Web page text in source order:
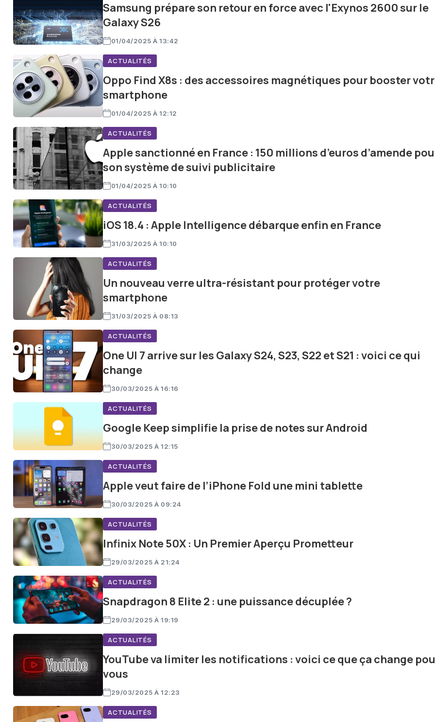
Samsung prépare son retour en force avec l'Exynos 2600 sur le
Galaxy S26
01/04/2025 À 13:42
ACTUALITÉS
Oppo Find X8s : des accessoires magnétiques pour booster
smartphone
01/04/2025 À 12:12
ACTUALITÉS
Apple sanctionné en France : 150 millions d’euros d’amende
son système de suivi publicitaire
01/04/2025 À 10:10
ACTUALITÉS
iOS 18.4 : Apple Intelligence débarque enfin en France
31/03/2025 À 10:10
ACTUALITÉS
Un nouveau verre ultra-résistant pour protéger votre
smartphone
31/03/2025 À 08:13
ACTUALITÉS
One UI 7 arrive sur les Galaxy S24, S23, S22 et S21 : voici ce qui
change
30/03/2025 À 16:16
ACTUALITÉS
Google Keep simplifie la prise de notes sur Android
30/03/2025 À 12:15
ACTUALITÉS
Apple veut faire de l’iPhone Fold une mini tablette
30/03/2025 À 09:24
ACTUALITÉS
Infinix Note 50X : Un Premier Aperçu Prometteur
29/03/2025 À 21:24
ACTUALITÉS
Snapdragon 8 Elite 2 : une puissance décuplée ?
29/03/2025 À 19:19
ACTUALITÉS
YouTube va limiter les notifications : voici ce que ça change
vous
29/03/2025 À 12:23
ACTUALITÉS